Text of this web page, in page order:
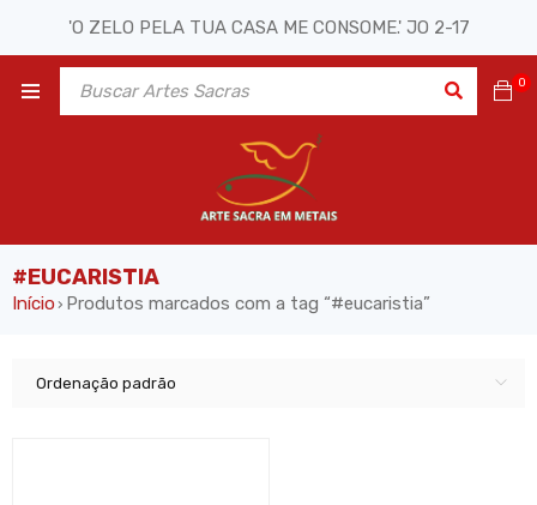
'O ZELO PELA TUA CASA ME CONSOME.' JO 2-17
0
#EUCARISTIA
Início› Produtos marcados com a tag “#eucaristia”
Ordenação padrão